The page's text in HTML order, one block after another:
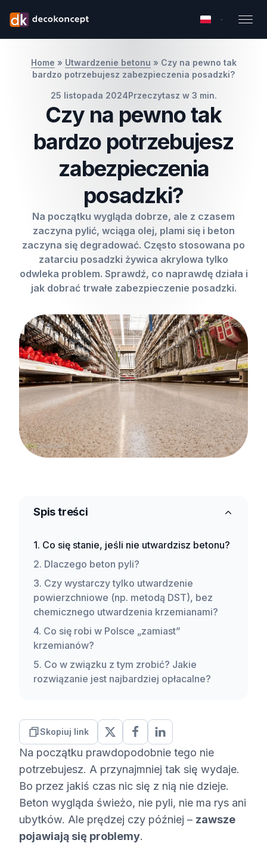
Home » Utwardzenie betonu » Czy na pewno tak
bardzo potrzebujesz zabezpieczenia posadzki?
25 listopada 2024Przeczytasz w 3 min.
Czy na pewno tak
bardzo potrzebujesz
zabezpieczenia
posadzki?
Na początku wygląda dobrze, ale z czasem
zaczyna pylić, wciąga olej, plami się i beton
zaczyna się degradować. Często stosowana po
zatarciu posadzki żywica akrylowa tylko
odwleka problem. Sprawdź, co naprawdę działa i
jak dobrać trwałe zabezpieczenie posadzki.
Spis treści
Co się stanie, jeśli nie utwardzisz betonu?
Dlaczego beton pyli?
Czy wystarczy tylko utwardzenie
powierzchniowe (np. metodą DST), bez
chemicznego utwardzenia krzemianami?
Co się robi w Polsce „zamiast”
krzemianów?
Co w związku z tym zrobić? Jakie
rozwiązanie jest najbardziej opłacalne?
Skopiuj link
Na początku prawdopodobnie tego nie
potrzebujesz. A przynajmniej tak się wydaje.
Bo przez jakiś czas nic się z nią nie dzieje.
Beton wygląda świeżo, nie pyli, nie ma rys ani
ubytków. Ale prędzej czy później – zawsze
pojawiają się problemy.